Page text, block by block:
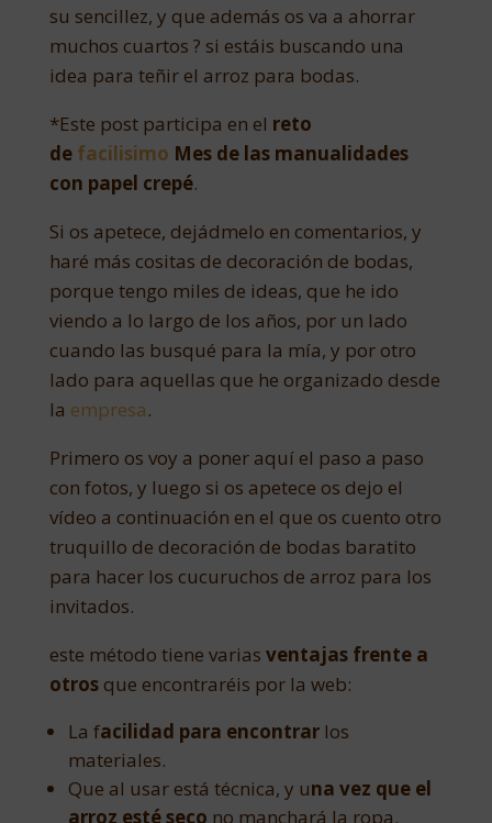
su sencillez, y que además os va a ahorrar
muchos cuartos ? si estáis buscando una
idea para teñir el arroz para bodas.
*Este post participa en el reto
de facilisimo Mes de las manualidades
con papel crepé.
Si os apetece, dejádmelo en comentarios, y
haré más cositas de decoración de bodas,
porque tengo miles de ideas, que he ido
viendo a lo largo de los años, por un lado
cuando las busqué para la mía, y por otro
lado para aquellas que he organizado desde
la empresa.
Primero os voy a poner aquí el paso a paso
con fotos, y luego si os apetece os dejo el
vídeo a continuación en el que os cuento otro
truquillo de decoración de bodas baratito
para hacer los cucuruchos de arroz para los
invitados.
este método tiene varias ventajas frente a
otrosque encontraréis por la web:
La facilidad para encontrarlos
materiales.
Que al usar está técnica, y una vez que el
arroz esté seco no manchará la ropa.